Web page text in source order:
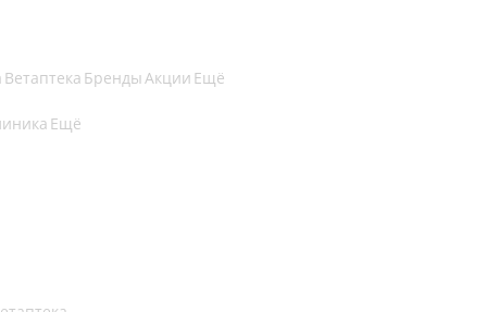
Ветаптека БрендыАкции Ещё
Ещё